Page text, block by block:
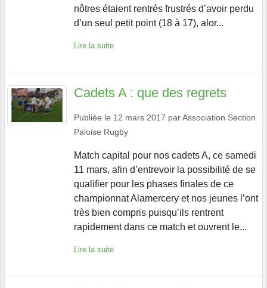
nôtres étaient rentrés frustrés d’avoir perdu
d’un seul petit point (18 à 17), alor...
Lire la suite
Cadets A : que des regrets
Publiée le 12 mars 2017 parAssociation Section
Paloise Rugby
Match capital pour nos cadets A, ce samedi
11 mars, afin d’entrevoir la possibilité de se
qualifier pour les phases finales de ce
championnat Alamercery et nos jeunes l’ont
très bien compris puisqu’ils rentrent
rapidement dans ce match et ouvrent le...
Lire la suite